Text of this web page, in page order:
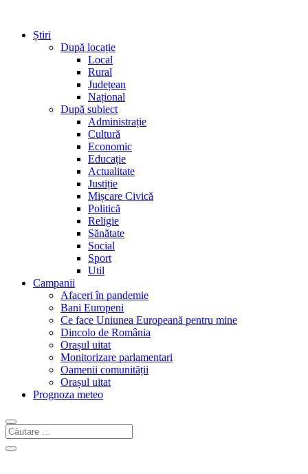
Știri
După locație
Local
Rural
Județean
Național
După subiect
Administrație
Cultură
Economic
Educație
Actualitate
Justiție
Mișcare Civică
Politică
Religie
Sănătate
Social
Sport
Util
Campanii
Afaceri în pandemie
Bani Europeni
Ce face Uniunea Europeană pentru mine
Dincolo de România
Orașul uitat
Monitorizare parlamentari
Oamenii comunității
Orașul uitat
Prognoza meteo